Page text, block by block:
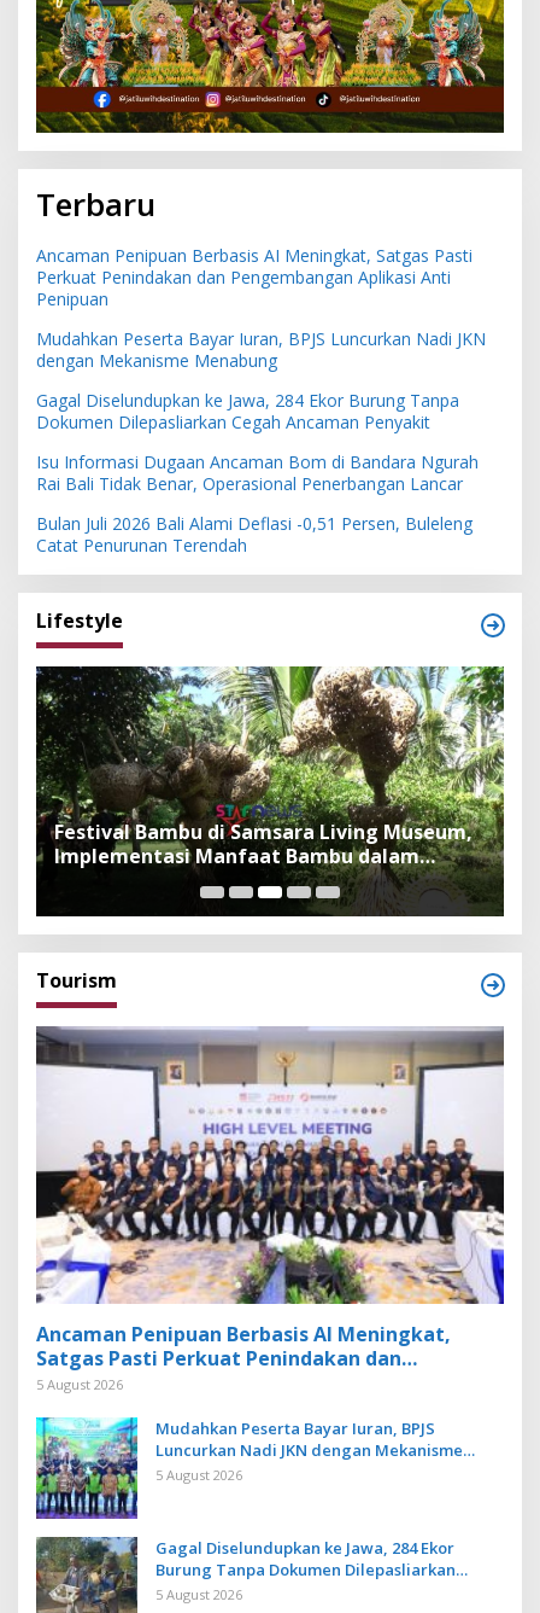
Terbaru
Ancaman Penipuan Berbasis AI Meningkat, Satgas Pasti
Perkuat Penindakan dan Pengembangan Aplikasi Anti
Penipuan
Mudahkan Peserta Bayar Iuran, BPJS Luncurkan Nadi JKN
dengan Mekanisme Menabung
Gagal Diselundupkan ke Jawa, 284 Ekor Burung Tanpa
Dokumen Dilepasliarkan Cegah Ancaman Penyakit
Isu Informasi Dugaan Ancaman Bom di Bandara Ngurah
Rai Bali Tidak Benar, Operasional Penerbangan Lancar
Bulan Juli 2026 Bali Alami Deflasi -0,51 Persen, Buleleng
Catat Penurunan Terendah
Lifestyle
Festival Bambu di Samsara Living Museum,
Implementasi Manfaat Bambu dalam
Kepercayaan Adat dan Budaya Bali
Tourism
Ancaman Penipuan Berbasis AI Meningkat,
Satgas Pasti Perkuat Penindakan dan
Pengembangan Aplikasi Anti Penipuan
5 August 2026
Mudahkan Peserta Bayar Iuran, BPJS
Luncurkan Nadi JKN dengan Mekanisme
Menabung
5 August 2026
Gagal Diselundupkan ke Jawa, 284 Ekor
Burung Tanpa Dokumen Dilepasliarkan
Cegah Ancaman Penyakit
5 August 2026